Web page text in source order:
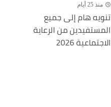
منذ 25 أيام
تنويه هام إلى جميع
المستفيدين من الرعاية
الاجتماعية 2026